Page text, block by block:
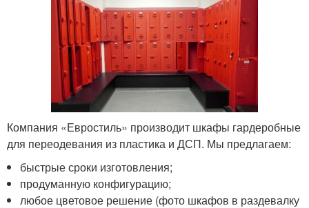
Компания «Евростиль» производит шкафы гардеробные
для переодевания из пластика и ДСП. Мы предлагаем:
быстрые сроки изготовления;
продуманную конфигурацию;
любое цветовое решение (фото шкафов в раздевалку